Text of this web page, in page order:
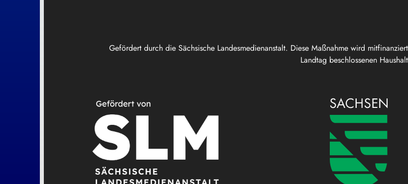
Gefördert durch die Sächsische Landesmedienanstalt. Diese Maßnahme wird
Landtag beschlossenen